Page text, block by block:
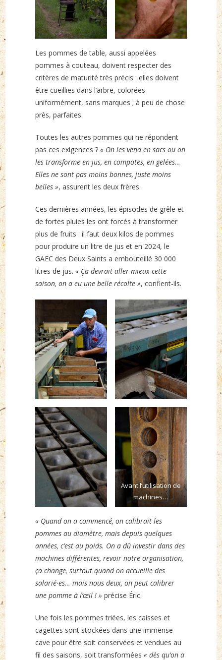
Les pommes de table, aussi appelées
pommes à couteau, doivent respecter des
critères de maturité très précis : elles doivent
être cueillies dans l’arbre, colorées
uniformément, sans marques ; à peu de chose
près, parfaites.
Toutes les autres pommes qui ne répondent
pas ces exigences ?« On les vend en sacs ou on
les transforme en jus, en compotes, en gelées…
Elles ne sont pas moins bonnes, juste moins
belles », assurent les deux frères.
Ces dernières années, les épisodes de grêle et
de fortes pluies les ont forcés à transformer
plus de fruits : il faut deux kilos de pommes
pour produire un litre de jus et en 2024, le
GAEC des Deux Saints a embouteillé 30 000
litres de jus.« Ça devrait aller mieux cette
saison, on a eu une belle récolte », confient-ils.
Avant l’utilisation de
machines…
« Quand on a commencé, on calibrait les
pommes au diamètre, mais depuis quelques
années, c’est au poids. On a dû investir dans des
machines différentes, revoir notre organisation,
ça change, surtout quand on accueille des
salarié·es… mais nous deux, on peut calibrer
une pomme à l’œil ! » précise Éric.
Une fois les pommes triées, les caisses et
cagettes sont stockées dans une immense
cave pour être soit conservées et vendues au
fil des saisons, soit transformées« dès qu’on a